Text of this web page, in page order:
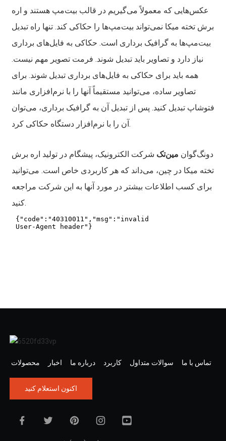
عکس‌هایی که معمولاً می‌گیریم در قالب بیت‌مپ هستند و اره
برش تخته میکا نمی‌تواند بیت‌مپ‌ها را حکاکی کند. تنها راه تبدیل
بیت‌مپ‌ها به گرافیک برداری است. حکاکی به فایل‌های برداری
نیاز دارد و تصاویر باید تبدیل شوند. فرمت تصویر مهم نیست.
همه باید برای حکاکی به فایل‌های برداری تبدیل شوند. برای
تصاویر ساده، می‌توانید مستقیماً آنها را با نرم‌افزاری مانند
فتوشاپ تبدیل کنید. پس از تبدیل آن به گرافیک برداری، می‌توان
آن را با نرم‌افزار دستگاه حکاکی کرد.
دونگ‌گوان مین‌تک شرکت الکترونیک، پیشگام در تولید اره برش
تخته میکا در چین، می‌داند که هر کاربردی خاص است. می‌توانید
برای کسب اطلاعات بیشتر در مورد آنها به این شرکت مراجعه
کنید.
محصولات اخبار درباره ما کاربرد سوالات متداول تماس با ما
اکنون استعلام کنید